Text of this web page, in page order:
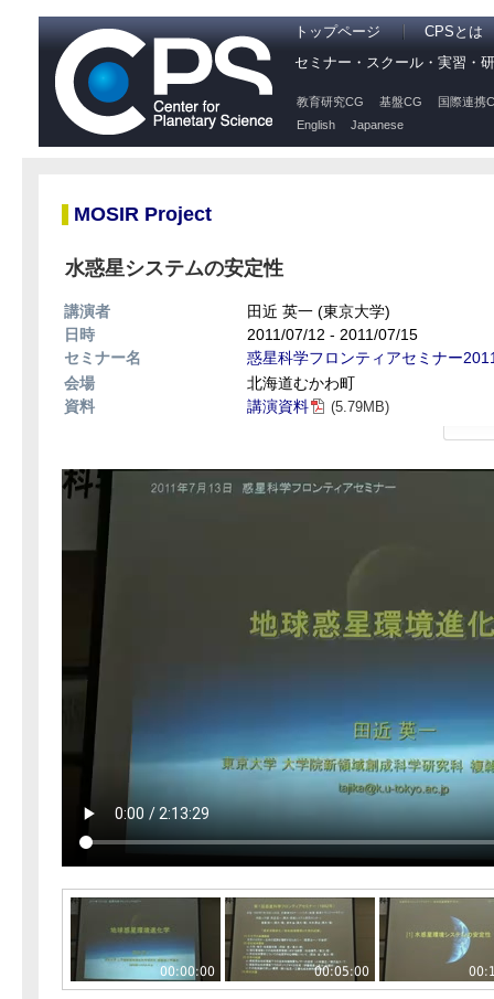
トップページ
CPSとは
セミナー・スクール・実習・
教育研究CG 基盤CG
国際連携
English
Japanese
MOSIR Project
水惑星システムの安定性
講演者
田近 英一 (東京大学)
日時
2011/07/12 - 2011/07/15
セミナー名
惑星科学フロンティアセミナー
会場
北海道むかわ町
資料
講演資料 (5.79MB)
00:00:00 00:05:00